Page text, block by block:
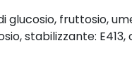
glucosio, fruttosio,
stabilizzante: